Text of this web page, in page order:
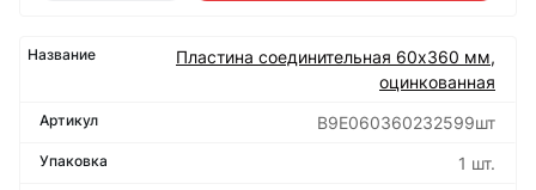
Пластина соединительная 60х360 мм,
оцинкованная
B9E060360232599шт
1 шт.